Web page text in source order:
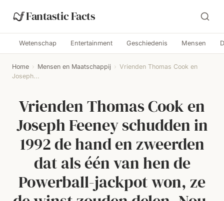
Fantastic Facts
Wetenschap Entertainment Geschiedenis Mensen
Home › Mensen en Maatschappij › Vrienden Thomas Cook en
Joseph...
Vrienden Thomas Cook en
Joseph Feeney schudden in
1992 de hand en zweerden
dat als één van hen de
Powerball-jackpot won, ze